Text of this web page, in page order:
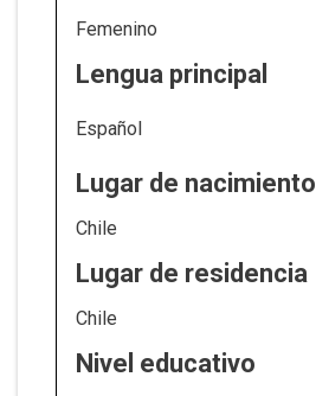
Femenino
Lengua principal
Español
Lugar de nacimiento
Chile
Lugar de residencia
Chile
Nivel educativo